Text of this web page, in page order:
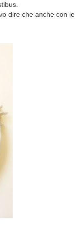
dire che anche con le